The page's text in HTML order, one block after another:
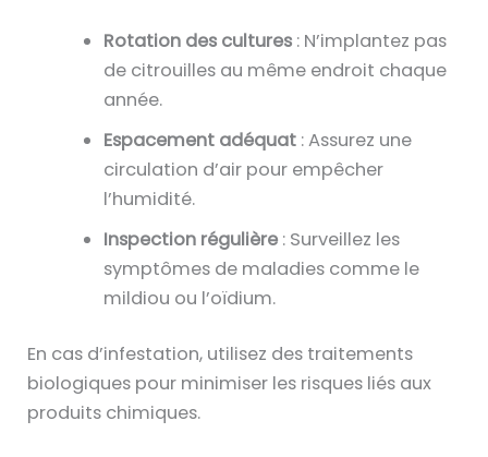
Rotation des cultures: N’implantez pas
de citrouilles au même endroit chaque
année.
Espacement adéquat: Assurez une
circulation d’air pour empêcher
l’humidité.
Inspection régulière: Surveillez les
symptômes de maladies comme le
mildiou ou l’oïdium.
En cas d’infestation, utilisez des traitements
biologiques pour minimiser les risques liés aux
produits chimiques.